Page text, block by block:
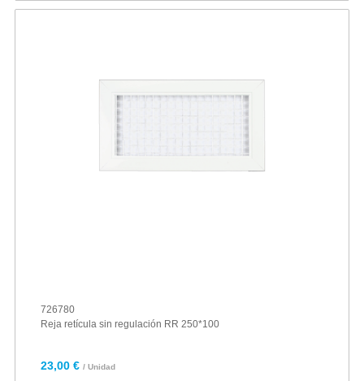
726780
Reja retícula sin regulación RR 250*100
23,00 € / Unidad